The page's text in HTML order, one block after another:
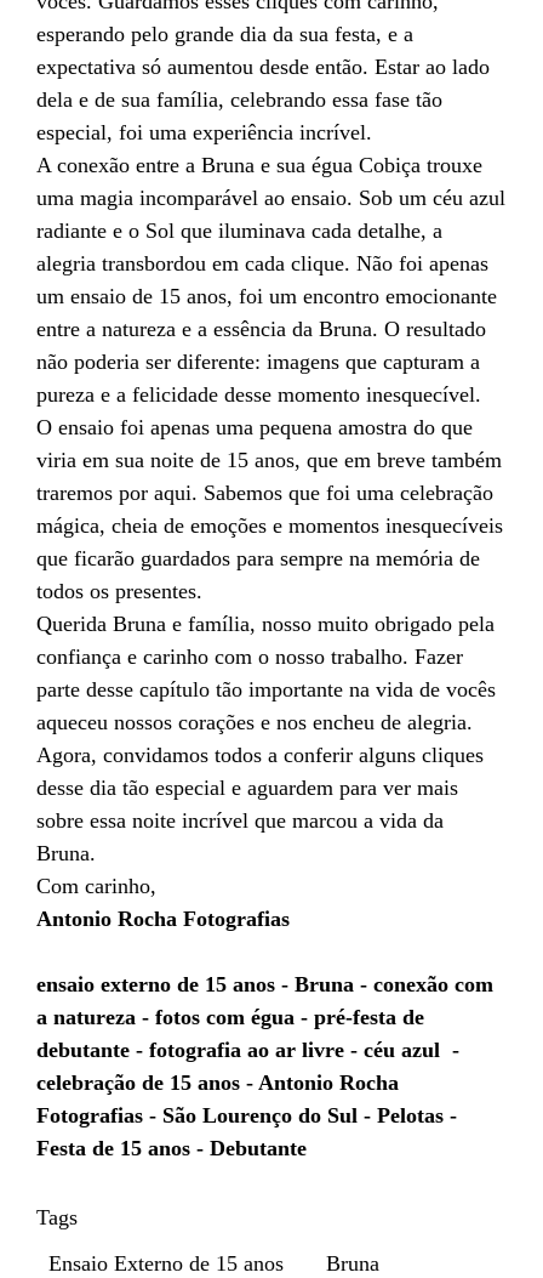
esperando pelo grande dia da sua festa, e a
expectativa só aumentou desde então. Estar ao lado
dela e de sua família, celebrando essa fase tão
especial, foi uma experiência incrível.
A conexão entre a Bruna e sua égua Cobiça trouxe
uma magia incomparável ao ensaio. Sob um céu azul
radiante e o Sol que iluminava cada detalhe, a
alegria transbordou em cada clique. Não foi apenas
um ensaio de 15 anos, foi um encontro emocionante
entre a natureza e a essência da Bruna. O resultado
não poderia ser diferente: imagens que capturam a
pureza e a felicidade desse momento inesquecível.
O ensaio foi apenas uma pequena amostra do que
viria em sua noite de 15 anos, que em breve também
traremos por aqui. Sabemos que foi uma celebração
mágica, cheia de emoções e momentos inesquecíveis
que ficarão guardados para sempre na memória de
todos os presentes.
Querida Bruna e família, nosso muito obrigado pela
confiança e carinho com o nosso trabalho. Fazer
parte desse capítulo tão importante na vida de vocês
aqueceu nossos corações e nos encheu de alegria.
Agora, convidamos todos a conferir alguns cliques
desse dia tão especial e aguardem para ver mais
sobre essa noite incrível que marcou a vida da
Bruna.
Com carinho,
Antonio Rocha Fotografias
ensaio externo de 15 anos - Bruna - conexão com
a natureza - fotos com égua - pré-festa de
debutante - fotografia ao ar livre - céu azul -
celebração de 15 anos - Antonio Rocha
Fotografias - São Lourenço do Sul - Pelotas -
Festa de 15 anos - Debutante
Tags
Ensaio Externo de 15 anos
Bruna